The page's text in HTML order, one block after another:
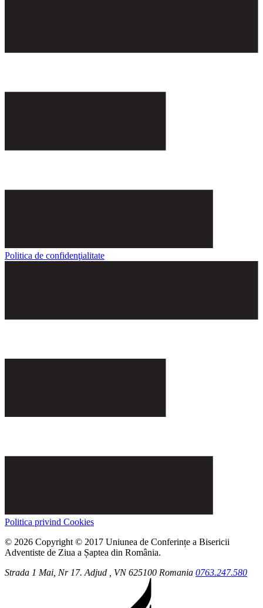
Politica de confidenţialitate
Politica privind Cookies
© 2026 Copyright © 2017 Uniunea de Conferințe a Bisericii
Adventiste de Ziua a Șaptea din România.
Strada 1 Mai, Nr 17. Adjud , VN 625100 Romania 0763.247.580